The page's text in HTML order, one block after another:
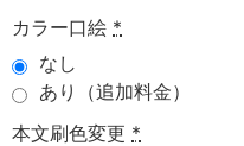
カラー口絵 *
なし
あり（追加料金）
本文刷色変更 *